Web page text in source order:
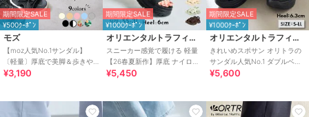
期間限定SALE
¥500ｸｰﾎﾟﾝ
モズ
【moz人気No.1サンダル】
〔軽量〕厚底で美脚＆歩きや
すい！疲れにくいフィット感
¥3,190
期間限定SALE
¥1000ｸｰﾎﾟﾝ
オリエンタルトラフィック
スニーカー感覚で履ける 軽量
【26春夏新作】厚底 ナイロン
スポーツサンダル /OT3232
¥5,450
期間限定SALE
¥1000ｸｰﾎﾟﾝ
オリエンタルトラフィック
きれいめスポサン オリトラの
サンダル人気No.1 ダブルベル
ト スポーツサンダル /42207
¥5,600